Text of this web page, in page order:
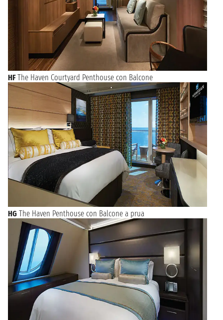
HF The Haven Courtyard Penthouse con Balcone
HG The Haven Penthouse con Balcone a prua